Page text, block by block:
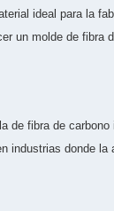
ideal para la
un molde de fibra
de fibra de carbono
industrias donde la